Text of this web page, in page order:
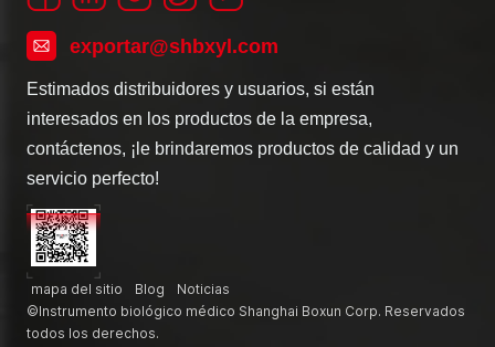
exportar@shbxyl.com
Estimados distribuidores y usuarios, si están
interesados en los productos de la empresa,
contáctenos, ¡le brindaremos productos de calidad y un
servicio perfecto!
mapa del sitio Blog
Noticias
©Instrumento biológico médico Shanghai Boxun Corp. Reservados
todos los derechos.